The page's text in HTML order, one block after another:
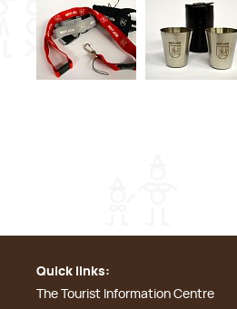
Quick links:
The Tourist Information Centre